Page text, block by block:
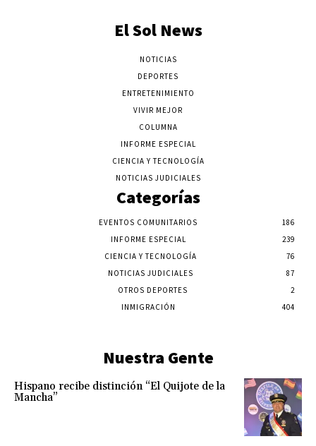
El Sol News
NOTICIAS
DEPORTES
ENTRETENIMIENTO
VIVIR MEJOR
COLUMNA
INFORME ESPECIAL
CIENCIA Y TECNOLOGÍA
NOTICIAS JUDICIALES
Categorías
EVENTOS COMUNITARIOS
186
INFORME ESPECIAL
239
CIENCIA Y TECNOLOGÍA
76
NOTICIAS JUDICIALES
87
OTROS DEPORTES
2
INMIGRACIÓN
404
Nuestra Gente
Hispano recibe distinción “El Quijote de la
Mancha”